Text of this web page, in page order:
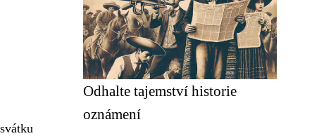
Odhalte tajemství historie
oznámení